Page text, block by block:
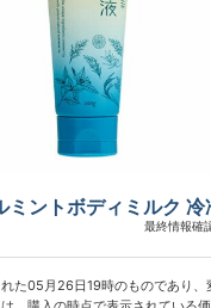
ミントボディミルク 冷
最終情報確
た05月26日19時のものであり、